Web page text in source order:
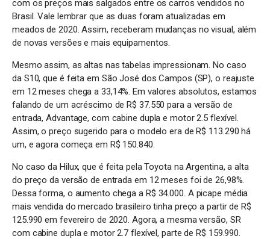
com os preços mais salgados entre os carros vendidos no
Brasil. Vale lembrar que as duas foram atualizadas em
meados de 2020. Assim, receberam mudanças no visual, além
de novas versões e mais equipamentos.
Mesmo assim, as altas nas tabelas impressionam. No caso
da S10, que é feita em São José dos Campos (SP), o reajuste
em 12 meses chega a 33,14%. Em valores absolutos, estamos
falando de um acréscimo de R$ 37.550 para a versão de
entrada, Advantage, com cabine dupla e motor 2.5 flexível.
Assim, o preço sugerido para o modelo era de R$ 113.290 há
um, e agora começa em R$ 150.840.
No caso da Hilux, que é feita pela Toyota na Argentina, a alta
do preço da versão de entrada em 12 meses foi de 26,98%.
Dessa forma, o aumento chega a R$ 34.000. A picape média
mais vendida do mercado brasileiro tinha preço a partir de R$
125.990 em fevereiro de 2020. Agora, a mesma versão, SR
com cabine dupla e motor 2.7 flexível, parte de R$ 159.990.